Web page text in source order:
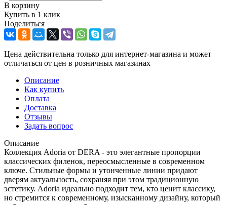
В корзину
Купить в 1 клик
Поделиться
Цена действительна только для интернет-магазина и может
отличаться от цен в розничных магазинах
Описание
Как купить
Оплата
Доставка
Отзывы
Задать вопрос
Описание
Коллекция Adoria от DERA - это элегантные пропорции
классических филенок, переосмысленные в современном
ключе. Стильные формы и утонченные линии придают
дверям актуальность, сохраняя при этом традиционную
эстетику. Adoria идеально подходит тем, кто ценит классику,
но стремится к современному, изысканному дизайну, который